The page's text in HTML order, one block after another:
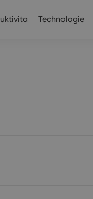
Technologie